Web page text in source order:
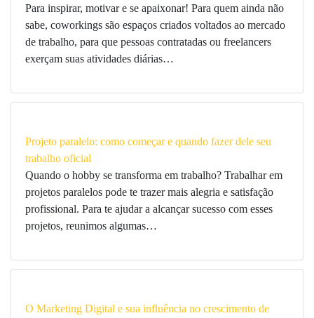
Para inspirar, motivar e se apaixonar! Para quem ainda não
sabe, coworkings são espaços criados voltados ao mercado
de trabalho, para que pessoas contratadas ou freelancers
exerçam suas atividades diárias…
Projeto paralelo: como começar e quando fazer dele seu
trabalho oficial
Quando o hobby se transforma em trabalho? Trabalhar em
projetos paralelos pode te trazer mais alegria e satisfação
profissional. Para te ajudar a alcançar sucesso com esses
projetos, reunimos algumas…
O Marketing Digital e sua influência no crescimento de